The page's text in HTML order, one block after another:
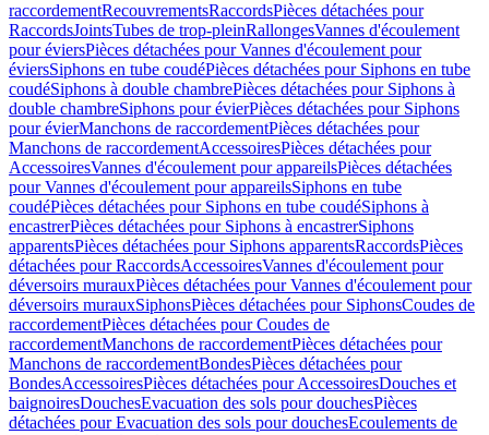
raccordementRecouvrementsRaccordsPièces détachées pour
RaccordsJointsTubes de trop-pleinRallongesVannes d'écoulement
pour éviersPièces détachées pour Vannes d'écoulement pour
éviersSiphons en tube coudéPièces détachées pour Siphons en tube
coudéSiphons à double chambrePièces détachées pour Siphons à
double chambreSiphons pour évierPièces détachées pour Siphons
pour évierManchons de raccordementPièces détachées pour
Manchons de raccordementAccessoiresPièces détachées pour
AccessoiresVannes d'écoulement pour appareilsPièces détachées
pour Vannes d'écoulement pour appareilsSiphons en tube
coudéPièces détachées pour Siphons en tube coudéSiphons à
encastrerPièces détachées pour Siphons à encastrerSiphons
apparentsPièces détachées pour Siphons apparentsRaccordsPièces
détachées pour RaccordsAccessoiresVannes d'écoulement pour
déversoirs murauxPièces détachées pour Vannes d'écoulement pour
déversoirs murauxSiphonsPièces détachées pour SiphonsCoudes de
raccordementPièces détachées pour Coudes de
raccordementManchons de raccordementPièces détachées pour
Manchons de raccordementBondesPièces détachées pour
BondesAccessoiresPièces détachées pour AccessoiresDouches et
baignoiresDouchesEvacuation des sols pour douchesPièces
détachées pour Evacuation des sols pour douchesEcoulements de